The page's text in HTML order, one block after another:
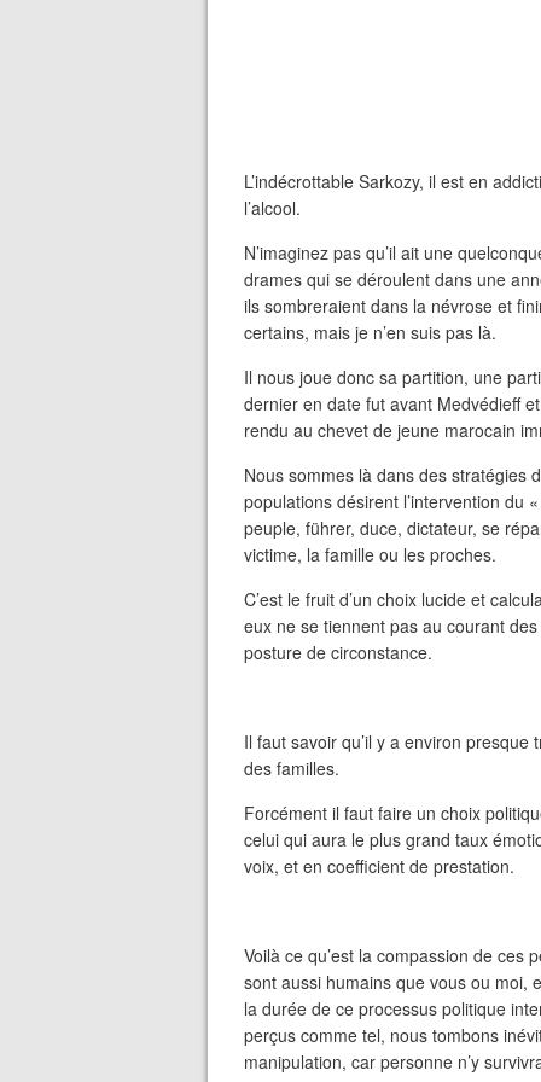
L’indécrottable Sarkozy, il est en
l’alcool.
N’imaginez pas qu’il ait une
drames qui se déroulent dans une
ils sombreraient dans la névrose et
certains, mais je n’en suis pas là.
Il nous joue donc sa partition, une
dernier en date fut avant Medvédieff
rendu au chevet de jeune marocain
Nous sommes là dans des stratégies
populations désirent l’intervention du
peuple, führer, duce, dictateur, se
victime, la famille ou les proches.
C’est le fruit d’un choix lucide et
eux ne se tiennent pas au courant
posture de circonstance.
Il faut savoir qu’il y a environ
des familles.
Forcément il faut faire un choix
celui qui aura le plus grand taux
voix, et en coefficient de prestation.
Voilà ce qu’est la compassion de ces
sont aussi humains que vous ou moi,
la durée de ce processus politique
perçus comme tel, nous tombons
manipulation, car personne n’y